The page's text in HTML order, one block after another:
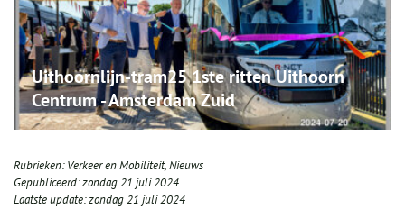
Uithoornlijn-tram25 1ste ritten Uithoorn
Centrum - Amsterdam Zuid
Rubrieken:Verkeer en Mobiliteit,Nieuws
Gepubliceerd:zondag 21 juli 2024
Laatste update:zondag 21 juli 2024